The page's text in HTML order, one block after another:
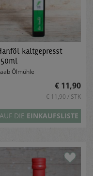
kaltgepresst
Ölmühle
€ 11,90
€ 11,90 / STK
AUF DIE EINKAUFSLISTE